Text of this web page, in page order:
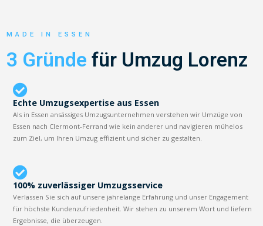
MADE IN ESSEN
3 Gründe für Umzug Lorenz
Echte Umzugsexpertise aus Essen
Als in Essen ansässiges Umzugsunternehmen verstehen wir Umzüge von
Essen nach Clermont-Ferrand wie kein anderer und navigieren mühelos
zum Ziel, um Ihren Umzug effizient und sicher zu gestalten.
100% zuverlässiger Umzugsservice
Verlassen Sie sich auf unsere jahrelange Erfahrung und unser Engagement
für höchste Kundenzufriedenheit. Wir stehen zu unserem Wort und liefern
Ergebnisse, die überzeugen.